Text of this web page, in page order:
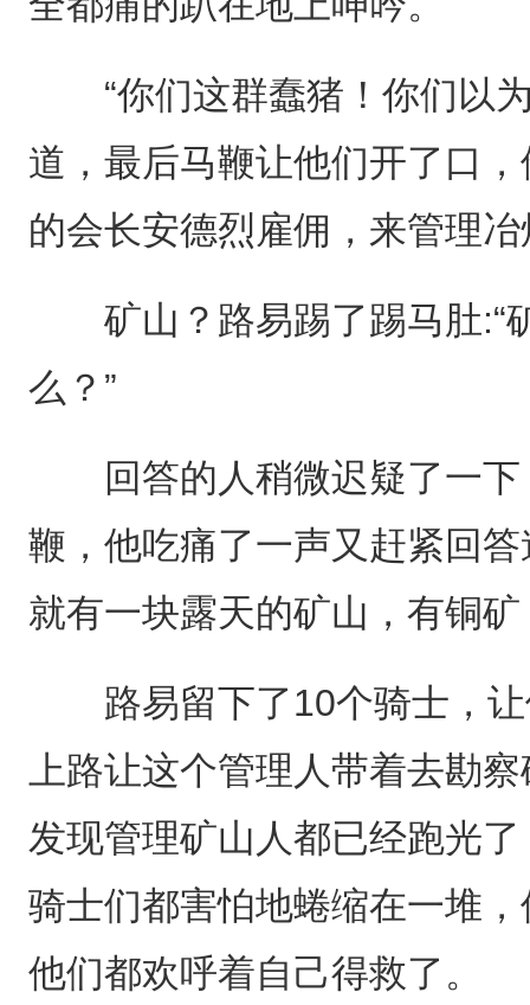
“你们这群蠢猪！你们以为
道，最后马鞭让他们开了口
的会长安德烈雇佣，来管理
矿山？路易踢了踢马肚:“
么？”
回答的人稍微迟疑了一下
鞭，他吃痛了一声又赶紧回
就有一块露天的矿山，有铜
路易留下了10个骑士，让
上路让这个管理人带着去勘
发现管理矿山人都已经跑光
骑士们都害怕地蜷缩在一堆
他们都欢呼着自己得救了。